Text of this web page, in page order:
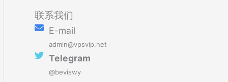
联系我们
E-mail
admin@vpsvip.net
Telegram
@beviswy